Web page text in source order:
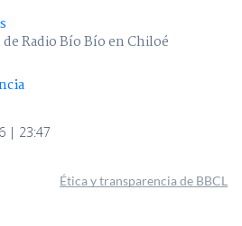
Radio Bío Bío en Chiloé
| 23:47
Ética y transparencia de BBCL